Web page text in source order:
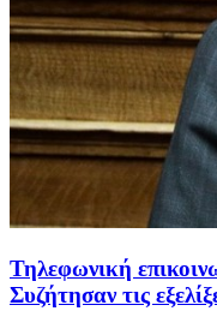
Τηλεφωνική
Συζήτησαν τις